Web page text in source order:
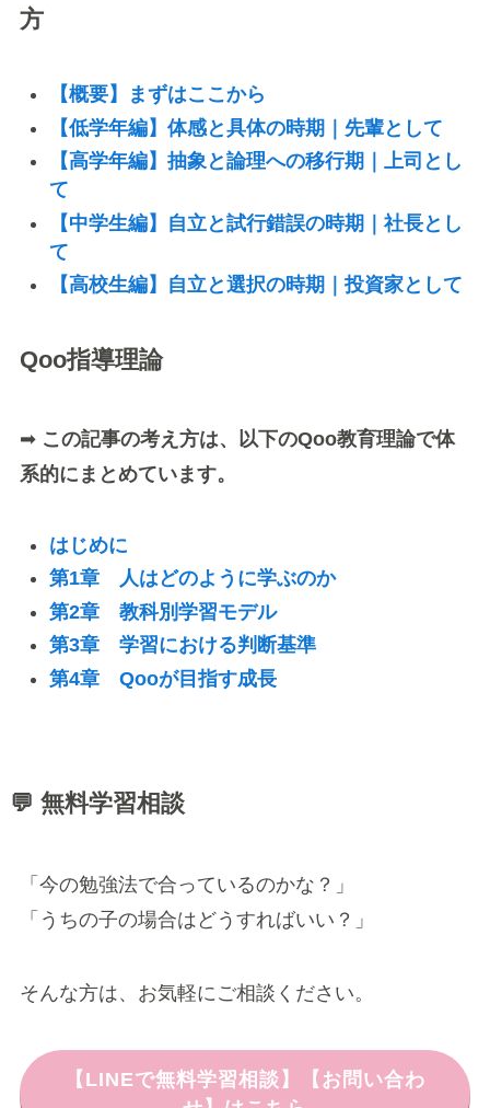
方
【概要】まずはここから
【低学年編】体感と具体の時期｜先輩として
【高学年編】抽象と論理への移行期｜上司とし
て
【中学生編】自立と試行錯誤の時期｜社長とし
て
【高校生編】自立と選択の時期｜投資家として
Qoo指導理論
➡ この記事の考え方は、以下のQoo教育理論で体
系的にまとめています。
はじめに
第1章 人はどのように学ぶのか
第2章 教科別学習モデル
第3章 学習における判断基準
第4章 Qooが目指す成長
💬 無料学習相談
「今の勉強法で合っているのかな？」
「うちの子の場合はどうすればいい？」
そんな方は、お気軽にご相談ください。
【LINEで無料学習相談】【お問い合わ